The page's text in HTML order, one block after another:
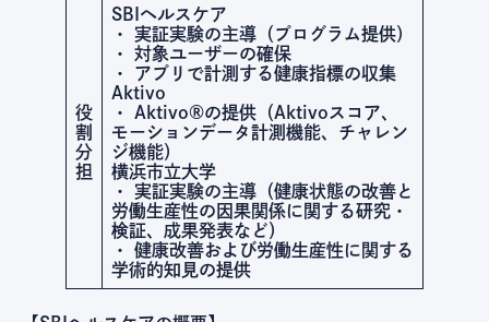
役
割
分
担
SBIヘルスケア
・ 実証実験の主導（プログラム提供）
・ 対象ユーザーの確保
・ アプリで計測する健康指標の収集
Aktivo
・ Aktivo®の提供（Aktivoスコア、
モーションデータ計測機能、チャレン
ジ機能）
横浜市立大学
・ 実証実験の主導（健康状態の改善と
労働生産性の因果関係に関する研究・
検証、成果発表など）
・ 健康改善および労働生産性に関する
学術的知見の提供